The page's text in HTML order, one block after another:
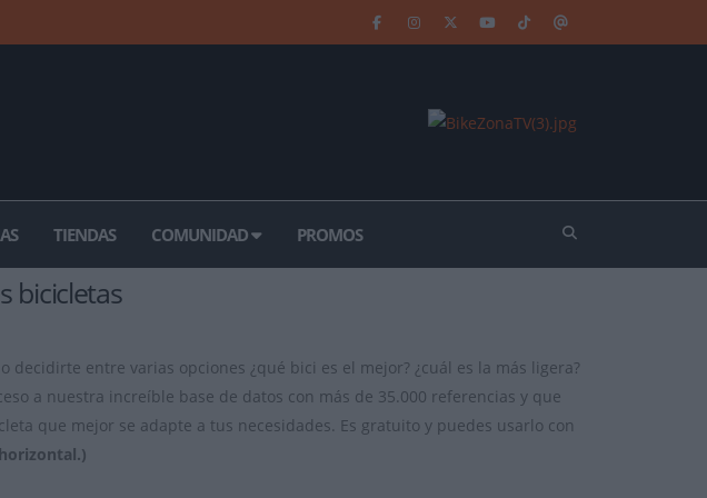
TIENDAS COMUNIDAD PROMOS
bicicletas
entre varias opciones ¿qué bici es el mejor? ¿cuál es la más ligera?
a nuestra increíble base de datos con más de 35.000 referencias y que
que mejor se adapte a tus necesidades. Es gratuito y puedes usarlo con